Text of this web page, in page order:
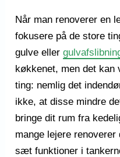
Når man renoverer en
fokusere på de store
gulve eller
køkkenet, men det
ting: nemlig det
ikke, at disse mindre
bringe dit rum fra
mange lejere
sæt funktioner i